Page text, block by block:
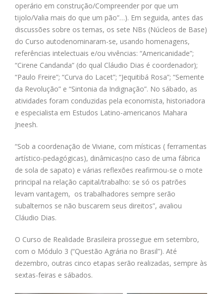
operário em construção/Compreender por que um
tijolo/Valia mais do que um pão”…). Em seguida, antes das
discussões sobre os temas, os sete NBs (Núcleos de Base)
do Curso autodenominaram-se, usando homenagens,
referências intelectuais e/ou vivências: “Americanidade”;
“Cirene Candanda” (do qual Cláudio Dias é coordenador);
“Paulo Freire”; “Curva do Lacet”; “Jequitibá Rosa”; “Semente
da Revolução” e “Sintonia da Indignação”. No sábado, as
atividades foram conduzidas pela economista, historiadora
e especialista em Estudos Latino-americanos Mahara
Jneesh.
“Sob a coordenação de Viviane, com místicas ( ferramentas
artístico-pedagógicas), dinâmicas(no caso de uma fábrica
de sola de sapato) e várias reflexões reafirmou-se o mote
principal na relação capital/trabalho: se só os patrões
levam vantagem, os trabalhadores sempre serão
subalternos se não buscarem seus direitos”, avaliou
Cláudio Dias.
O Curso de Realidade Brasileira prossegue em setembro,
com o Módulo 3 (“Questão Agrária no Brasil”). Até
dezembro, outras cinco etapas serão realizadas, sempre às
sextas-feiras e sábados.